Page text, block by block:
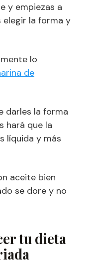
y empiezas a
elegir la forma y
lo
de
darles la forma
hará que la
líquida y más
aceite bien
se dore y no
tu dieta